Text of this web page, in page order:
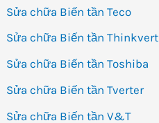
Sửa chữa Biến tần Teco
Sửa chữa Biến tần Thinkvert
Sửa chữa Biến tần Toshiba
Sửa chữa Biến tần Tverter
Sửa chữa Biến tần V&T